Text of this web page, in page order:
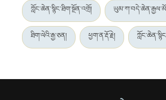
ཀློང་ཆེན་སྙིང་ཐིག་སྔོན་འགྲོ།
ཐིག་ལེའི་རྒྱ་ཅན། ཕྱག་ན་རྡོ་རྗེ།